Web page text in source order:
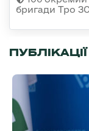
бригади Тро
ПУБЛІКАЦІЇ